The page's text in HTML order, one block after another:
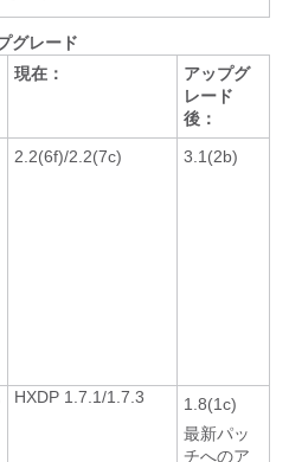
グレード
現在：
アップグ
レード
後：
2.2(6f)/2.2(7c) 3.1(2b)
HXDP 1.7.1/1.7.3
1.8(1c)
最新パッ
チへのア